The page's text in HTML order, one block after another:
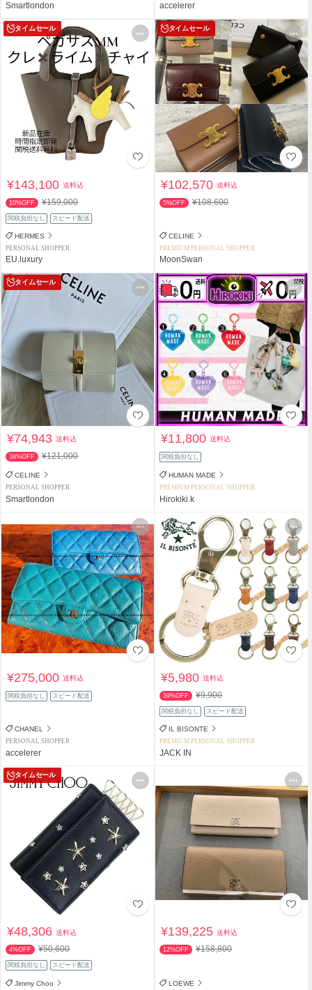
Smartlondon accelerer
タイムセール
¥143,100送料込
10%OFF ¥159,000
関税負担なし スピード配送
HERMES
PERSONAL SHOPPER
EU.luxury
タイムセール
¥102,570送料込
5%OFF ¥108,600
CELINE
PREMIUM PERSONAL SHOPPER
MoonSwan
タイムセール
¥74,943送料込
38%OFF ¥121,000
CELINE
PERSONAL SHOPPER
Smartlondon
¥11,800送料込
関税負担なし
HUMAN MADE
PREMIUM PERSONAL SHOPPER
Hirokiki.k
¥275,000送料込
関税負担なし スピード配送
CHANEL
PERSONAL SHOPPER
accelerer
¥5,980送料込
39%OFF ¥9,900
関税負担なし スピード配送
IL BISONTE
PREMIUM PERSONAL SHOPPER
JACK IN
タイムセール
¥48,306送料込
4%OFF ¥50,600
関税負担なし スピード配送
Jimmy Choo
¥139,225送料込
12%OFF ¥158,800
LOEWE